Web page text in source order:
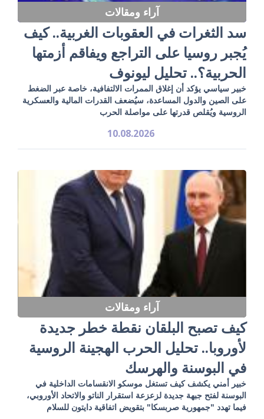
آراء ومقالات
سد الثغرات في العقوبات الغربية.. كيف
يُجبر روسيا على التراجع ويفاقم أزمتها
الحربية؟.. تحليل ليونوف
خبير سياسي يؤكد أن إغلاق الممرات الالتفافية، خاصة عبر الضغط
على الصين والدول المساعدة، سيُضعف القدرات المالية والعسكرية
الروسية ويُقلص قدرتها على مواصلة الحرب
10.08.2026
آراء ومقالات
كيف تصبح البلقان نقطة خطر جديدة
لأوروبا.. تحليل الحرب الهجينة الروسية
في البوسنة والهرسك
خبير أمني يكشف كيف تستغل موسكو الانقسامات الداخلية في
البوسنة لفتح جبهة جديدة لزعزعة استقرار الناتو والاتحاد الأوروبي،
فيما تهدد "جمهورية صربسكا" بتقويض اتفاقية دايتون للسلام